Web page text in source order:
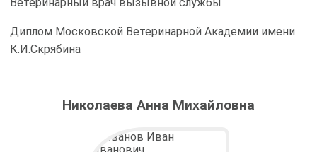
Диплом Московской Ветеринарной Академии имени
К.И.Скрябина
Николаева Анна Михайловна